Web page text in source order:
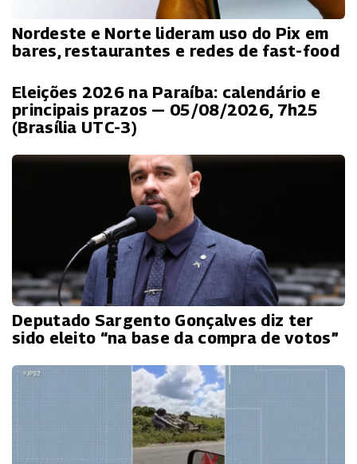
Nordeste e Norte lideram uso do Pix em
bares, restaurantes e redes de fast-food
Eleições 2026 na Paraíba: calendário e
principais prazos — 05/08/2026, 7h25
(Brasília UTC-3)
Deputado Sargento Gonçalves diz ter
sido eleito “na base da compra de votos”